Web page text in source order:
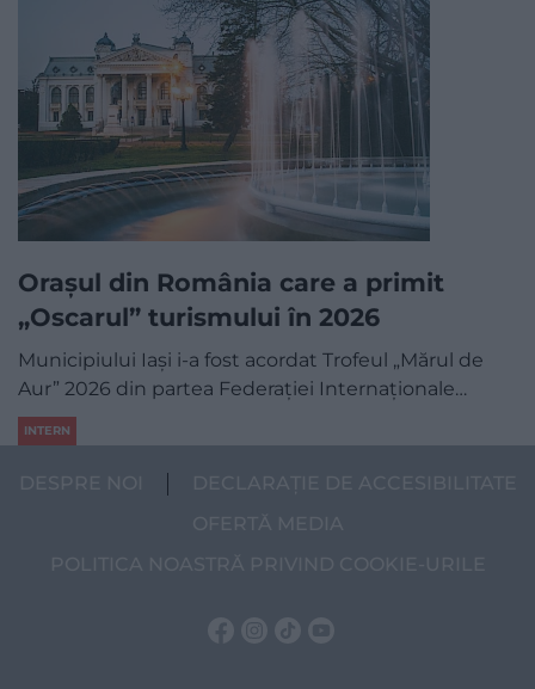
Orașul din România care a primit
„Oscarul” turismului în 2026
Municipiului Iași i-a fost acordat Trofeul „Mărul de
Aur” 2026 din partea Federației Internaționale…
INTERN